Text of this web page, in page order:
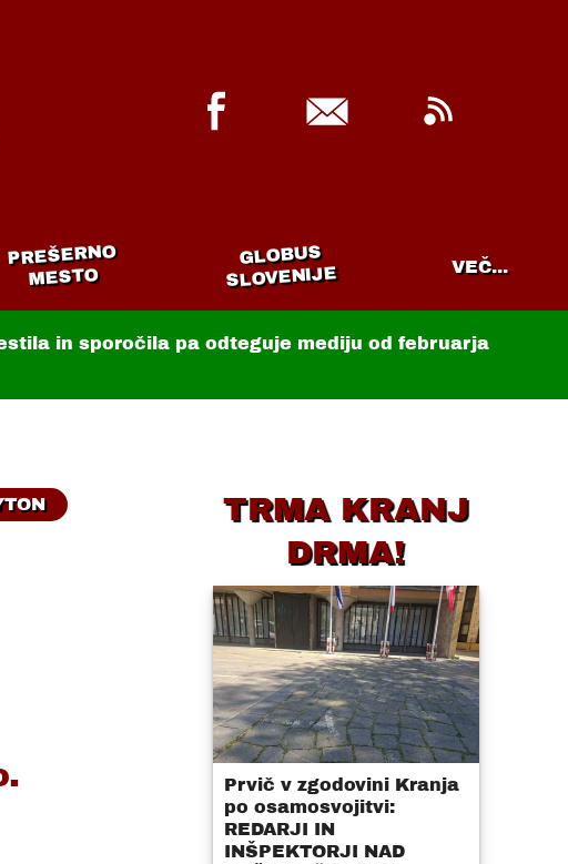
PREŠERNO
MESTO
GLOBUS
SLOVENIJE VEČ...
in sporočila pa odteguje mediju od februarja
TRMA KRANJ
DRMA!
Prvič v zgodovini Kranja
po osamosvojitvi:
REDARJI IN
INŠPEKTORJI NAD